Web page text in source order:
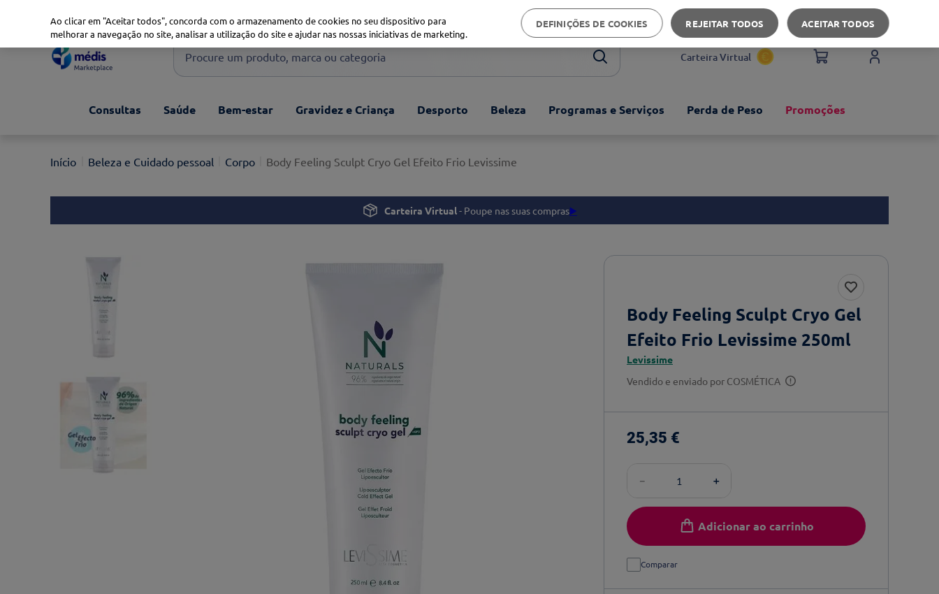
Apoio ao cliente
Procure um produto, marca ou categoria
1º xiaomi
3º now
Carteira Virtual
Consultas Saúde Bem-estar Gravidez e Criança Desporto Beleza Programas e Serviços Perda de Peso Promoções
Beleza e Cuidado pessoal Corpo Body Feeling Sculpt Cryo Gel Efeito Frio Levissime
Carteira Virtual- Poupe nas suas compras▶️
Body Feeling Sculpt Cryo Gel
Efeito Frio Levissime 250ml
Levissime
Vendido e enviado por COSMÉTICA
25,35 €
＋
－
Adicionar ao carrinho
Comparar
Ao clicar em "Aceitar todos", concorda com o armazenamento de cookies no seu dispositivo para
melhorar a navegação no site, analisar a utilização do site e ajudar nas nossas iniciativas de marketing.
DEFINIÇÕES DE COOKIES REJEITAR TODOS ACEITAR TODOS